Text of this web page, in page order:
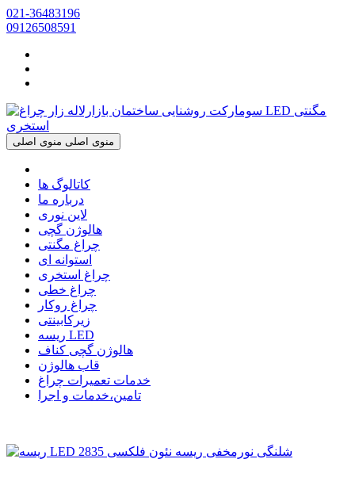
021-36483196
09126508591
منوی اصلی منوی اصلی
کاتالوگ ها
درباره ما
لاین نوری
هالوژن گچی
چراغ مگنتی
استوانه ای
چراغ استخری
چراغ خطی
چراغ روکار
زیرکابینتی
ریسه LED
هالوژن گچی کناف
قاب هالوژن
خدمات تعمیرات چراغ
تامین،خدمات و اجرا